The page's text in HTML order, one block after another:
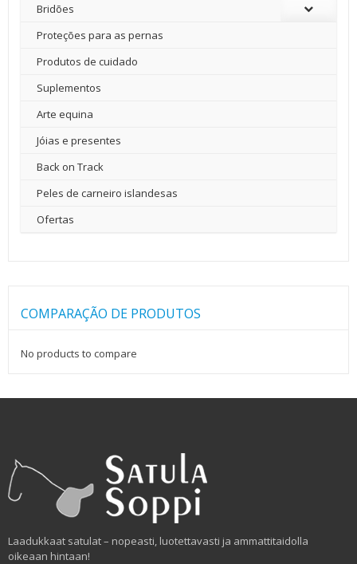
Bridões
Proteções para as pernas
Produtos de cuidado
Suplementos
Arte equina
Jóias e presentes
Back on Track
Peles de carneiro islandesas
Ofertas
COMPARAÇÃO DE PRODUTOS
No products to compare
Laadukkaat satulat – nopeasti, luotettavasti ja ammattitaidolla
oikeaan hintaan!